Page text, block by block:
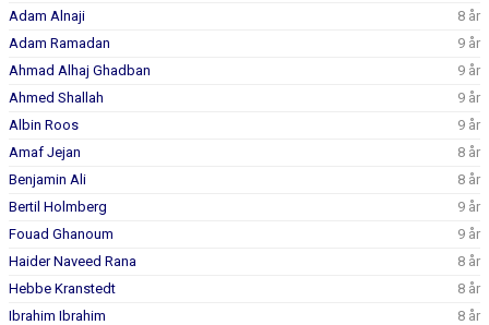
KONTAKT
Adam Alnaji
8 år
Adam Ramadan
9 år
Ahmad Alhaj Ghadban
9 år
Ahmed Shallah
9 år
Albin Roos
9 år
Amaf Jejan
8 år
Benjamin Ali
8 år
Bertil Holmberg
9 år
Fouad Ghanoum
9 år
Haider Naveed Rana
8 år
Hebbe Kranstedt
8 år
Ibrahim Ibrahim
8 år